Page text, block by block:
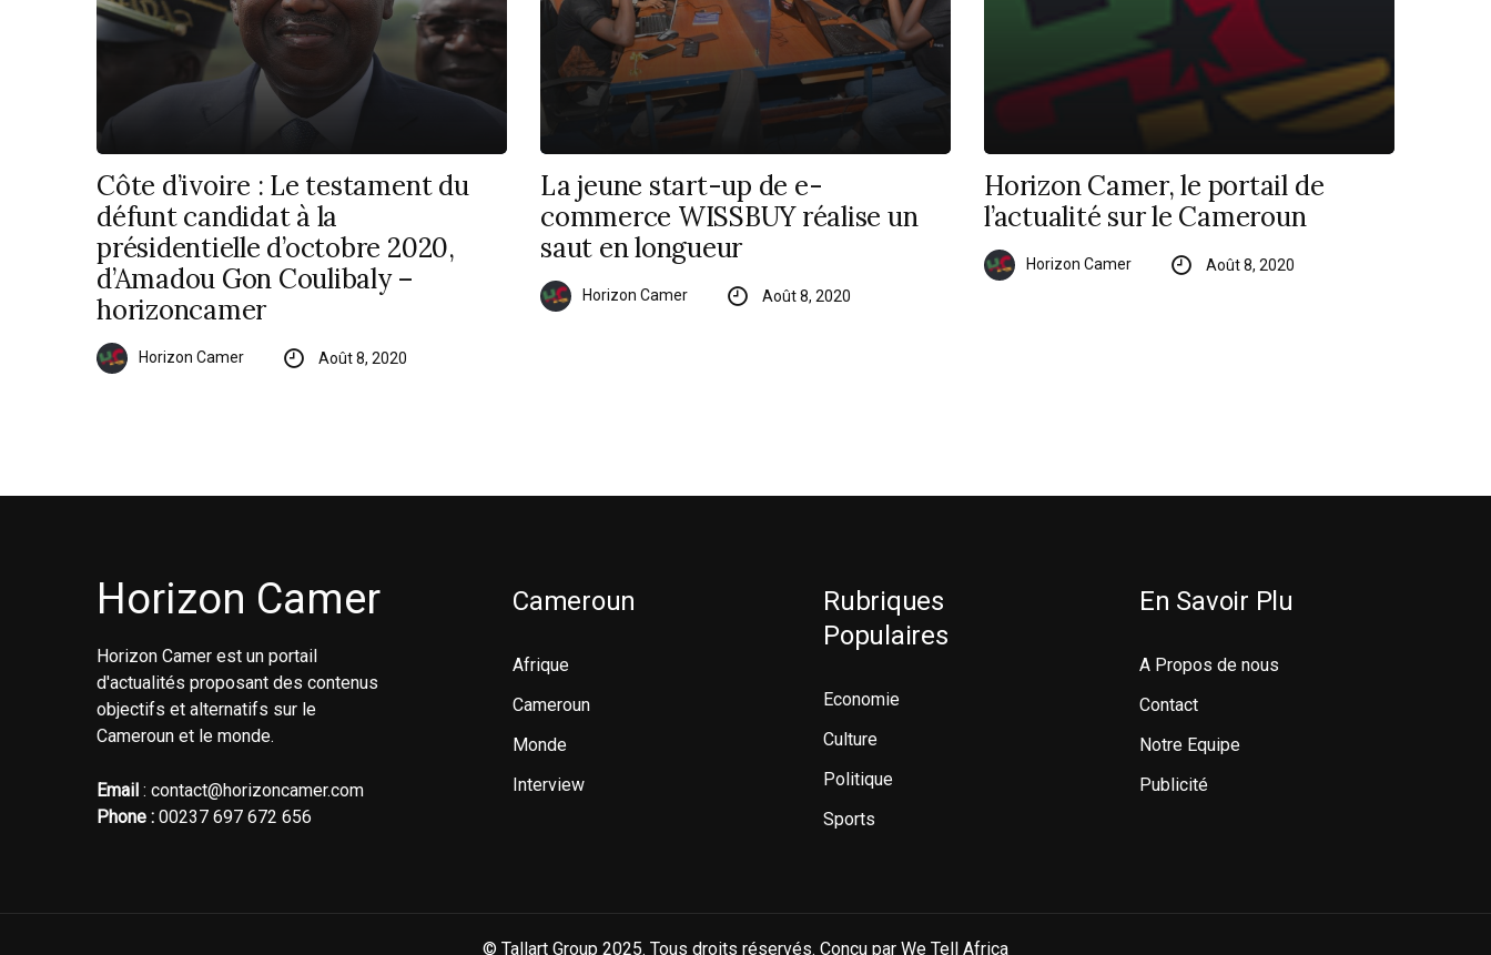
Côte d’ivoire : Le testament du
défunt candidat à la
présidentielle d’octobre 2020,
d’Amadou Gon Coulibaly –
horizoncamer
Horizon Camer Août 8, 2020
La jeune start-up de e-
commerce WISSBUY réalise un
saut en longueur
Horizon Camer Août 8, 2020
Horizon Camer, le portail de
l’actualité sur le Cameroun
Horizon Camer Août 8, 2020
Horizon Camer
Horizon Camer est un portail
d'actualités proposant des contenus
objectifs et alternatifs sur le
Cameroun et le monde.
Email : contact@horizoncamer.com
Phone : 00237 697 672 656
Cameroun
Afrique
Cameroun
Monde
Interview
Rubriques
Populaires
Economie
Culture
Politique
Sports
En Savoir Plu
A Propos de nous
Contact
Notre Equipe
Publicité
© Tallart Group 2025. Tous droits réservés. Conçu par We Tell Africa